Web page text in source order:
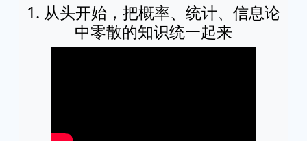
1. 从头开始，把概率、统计、信息论
中零散的知识统一起来